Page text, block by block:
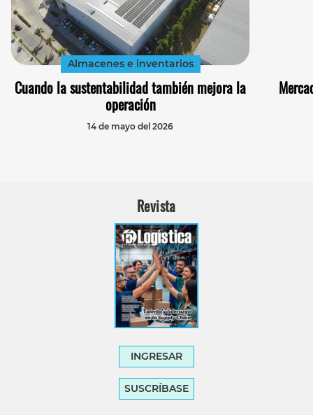
Almacenes e inventarios
Cuando la sustentabilidad también mejora la
operación
14 de mayo del 2026
Revista
INGRESAR
SUSCRÍBASE